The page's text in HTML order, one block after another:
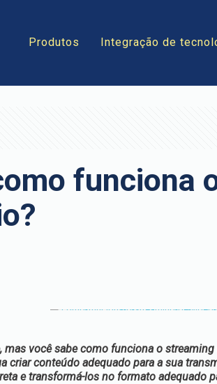
Produtos Integração de
funciona
mas você sabe como funciona o
criar conteúdo adequado para a sua
e transformá-los no formato adequado